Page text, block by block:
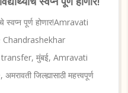
स्वप्न पूर्ण होणार!Amravati
मुंबई, Amravati
जिल्ह्यासाठी महत्त्वपूर्ण